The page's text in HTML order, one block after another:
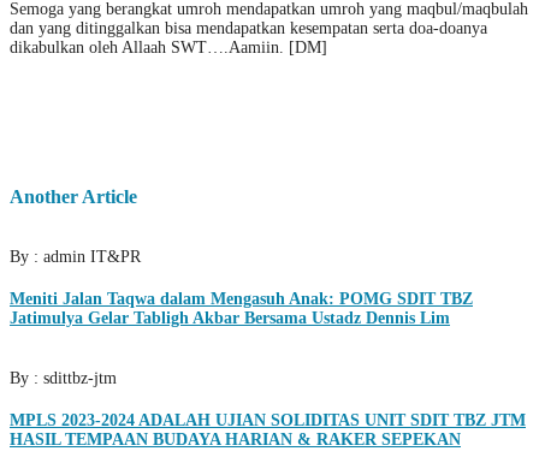
Semoga yang berangkat umroh mendapatkan umroh yang maqbul/maqbulah
dan yang ditinggalkan bisa mendapatkan kesempatan serta doa-doanya
dikabulkan oleh Allaah SWT….Aamiin. [DM]
Another Article
By : admin IT&PR
Meniti Jalan Taqwa dalam Mengasuh Anak: POMG SDIT TBZ
Jatimulya Gelar Tabligh Akbar Bersama Ustadz Dennis Lim
By : sdittbz-jtm
MPLS 2023-2024 ADALAH UJIAN SOLIDITAS UNIT SDIT TBZ JTM
HASIL TEMPAAN BUDAYA HARIAN & RAKER SEPEKAN